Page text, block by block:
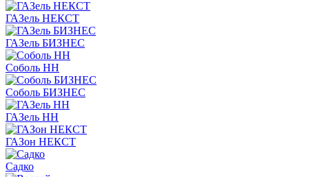
ГАЗель НЕКСТ
ГАЗель БИЗНЕС
Соболь НН
Соболь БИЗНЕС
ГАЗель НН
ГАЗон НЕКСТ
Садко